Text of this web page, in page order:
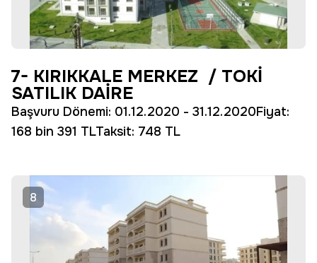
7- KIRIKKALE MERKEZ / TOKİ
SATILIK DAİRE
Başvuru Dönemi: 01.12.2020 - 31.12.2020Fiyat:
168 bin 391 TLTaksit: 748 TL
8